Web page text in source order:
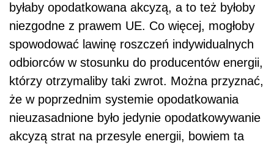
byłaby opodatkowana akcyzą, a to też byłoby
niezgodne z prawem UE. Co więcej, mogłoby
spowodować lawinę roszczeń indywidualnych
odbiorców w stosunku do producentów energii,
którzy otrzymaliby taki zwrot. Można przyznać,
że w poprzednim systemie opodatkowania
nieuzasadnione było jedynie opodatkowywanie
akcyzą strat na przesyle energii, bowiem ta